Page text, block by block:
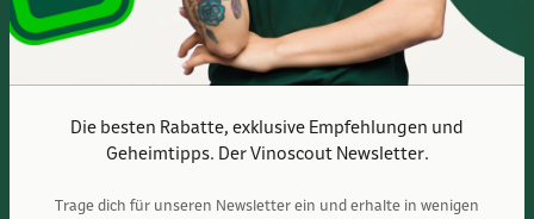
Die besten Rabatte, exklusive Empfehlungen und
Geheimtipps. Der Vinoscout Newsletter.
Trage dich für unseren Newsletter ein und erhalte in wenigen